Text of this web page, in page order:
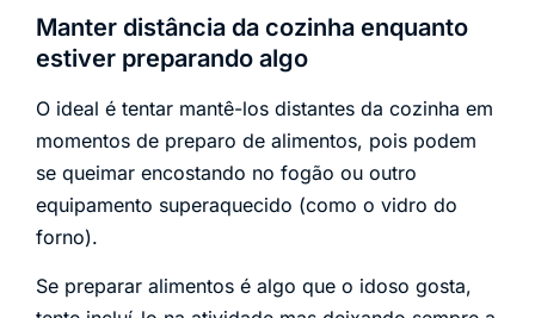
Manter distância da cozinha enquanto
estiver preparando algo
O ideal é tentar mantê-los distantes da cozinha em
momentos de preparo de alimentos, pois podem
se queimar encostando no fogão ou outro
equipamento superaquecido (como o vidro do
forno).
Se preparar alimentos é algo que o idoso gosta,